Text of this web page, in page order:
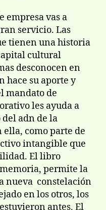
empresa vas a
servicio. Las
tienen una historia
cultural
desconocen en
hace su aporte y
mandato de
les ayuda a
adn de la
ella, como parte de
intangible que
El libro
permite la
nueva constelación
en los otros, los
antes. El